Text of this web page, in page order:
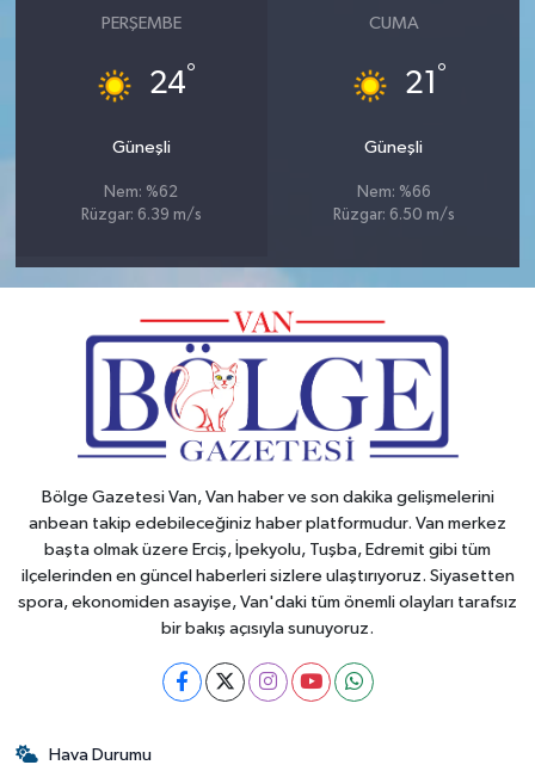
PERŞEMBE
24°
Güneşli
Nem: %62
Rüzgar: 6.39 m/s
CUMA
21 °
Güneşli
Nem: %66
Rüzgar: 6.50 m/s
Bölge Gazetesi Van, Van haber ve son dakika gelişmelerini
anbean takip edebileceğiniz haber platformudur. Van merkez
başta olmak üzere Erciş, İpekyolu, Tuşba, Edremit gibi tüm
ilçelerinden en güncel haberleri sizlere ulaştırıyoruz. Siyasetten
spora, ekonomiden asayişe, Van'daki tüm önemli olayları tarafsız
bir bakış açısıyla sunuyoruz.
Hava Durumu